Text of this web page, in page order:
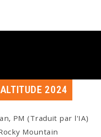
2024
PM (Traduit par l'IA)
Mountain